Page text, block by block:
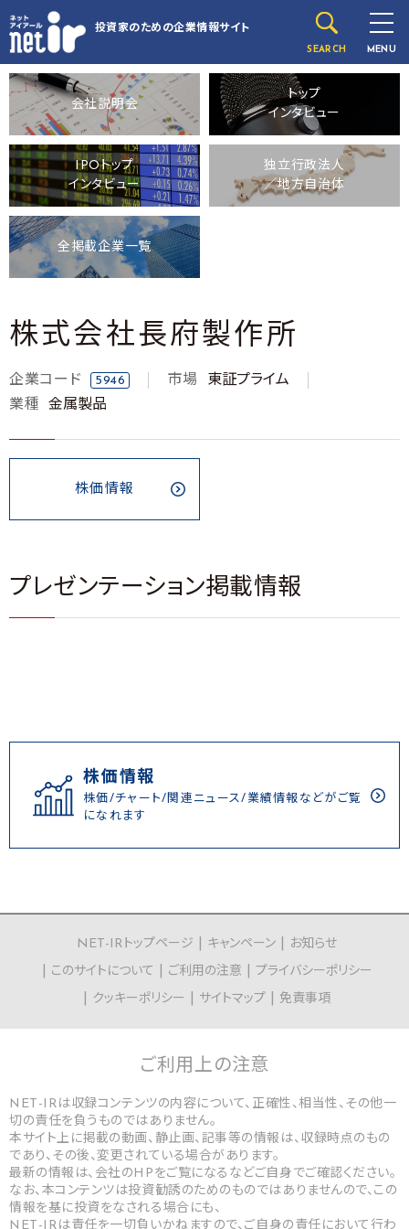
投資家のための企業情報サイト
SEARCH MENU
会社説明会
トップ
インタビュー
IPOトップ
インタビュー
独立行政法人
／地方自治体
全掲載企業一覧
株式会社長府製作所
企業コード 5946 市場
東証プライム
業種
金属製品
株価情報
プレゼンテーション掲載情報
株価情報
株価/チャート/関連ニュース/業績情報などがご覧
になれます
NET-IRトップページ キャンペーン
お知らせ
このサイトについて
ご利用の注意
プライバシーポリシー
クッキーポリシー
サイトマップ 免責事項
ご利用上の注意
NET-IRは収録コンテンツの内容について、正確性、相当性、その他一
切の責任を負うものではありません。
本サイト上に掲載の動画、静止画、記事等の情報は、収録時点のもの
であり、その後、変更されている場合があります。
最新の情報は、会社のHPをご覧になるなどご自身でご確認ください。
なお、本コンテンツは投資勧誘のためのものではありませんので、この
情報を基に投資をなされる場合にも、
NET-IRは責任を一切負いかねますので、ご自身の責任において行わ